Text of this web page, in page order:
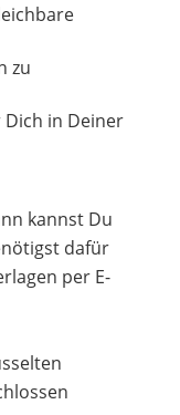
zu
in Deiner
kannst Du
dafür
per E-